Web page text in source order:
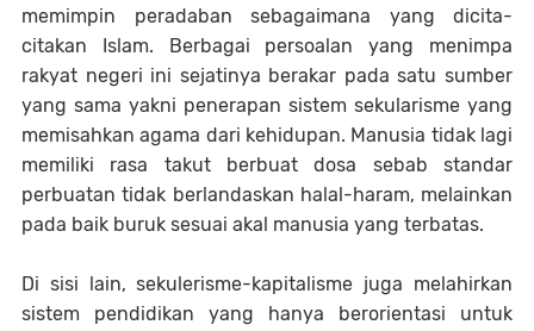
memimpin peradaban sebagaimana yang dicita-
citakan Islam. Berbagai persoalan yang menimpa
rakyat negeri ini sejatinya berakar pada satu sumber
yang sama yakni penerapan sistem sekularisme yang
memisahkan agama dari kehidupan. Manusia tidak lagi
memiliki rasa takut berbuat dosa sebab standar
perbuatan tidak berlandaskan halal-haram, melainkan
pada baik buruk sesuai akal manusia yang terbatas.
Di sisi lain, sekulerisme-kapitalisme juga melahirkan
sistem pendidikan yang hanya berorientasi untuk